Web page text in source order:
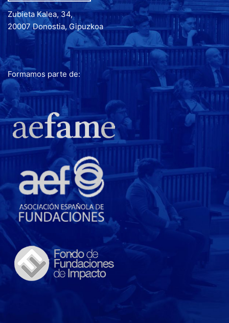
Zubieta Kalea, 34,
20007 Donostia, Gipuzkoa
Formamos parte de: